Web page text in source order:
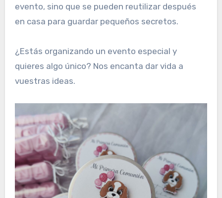
evento, sino que se pueden reutilizar después
en casa para guardar pequeños secretos.
¿Estás organizando un evento especial y
quieres algo único? Nos encanta dar vida a
vuestras ideas.